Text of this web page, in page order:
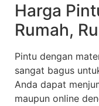
Harga
Rumah,
Pintu dengan
sangat bagus
Anda dapat
maupun online